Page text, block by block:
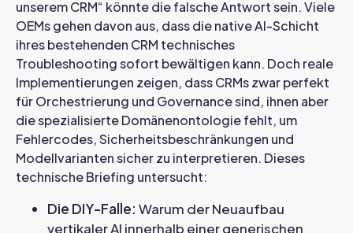
unserem CRM“ könnte die falsche Antwort sein. Viele
OEMs gehen davon aus, dass die native AI-Schicht
ihres bestehenden CRM technisches
Troubleshooting sofort bewältigen kann. Doch reale
Implementierungen zeigen, dass CRMs zwar perfekt
für Orchestrierung und Governance sind, ihnen aber
die spezialisierte Domänenontologie fehlt, um
Fehlercodes, Sicherheitsbeschränkungen und
Modellvarianten sicher zu interpretieren. Dieses
technische Briefing untersucht:
Die DIY-Falle: Warum der Neuaufbau
vertikaler AI innerhalb einer generischen